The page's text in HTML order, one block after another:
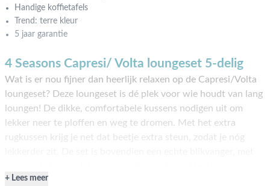
Handige koffietafels
Trend: terre kleur
5 jaar garantie
4 Seasons Capresi/ Volta loungeset 5-delig
Wat is er nou fijner dan heerlijk relaxen op de Capresi/Volta
loungeset? Deze loungeset is dé plek voor wie houdt van lang
loungen! De dikke, comfortabele kussens nodigen uit om
lekker neer te ploffen en weg te dromen. Met het extra
rugkussen krijg je net dat beetje extra steun, zodat je nóg
accenten. Terre, een warme bruintint, straalt rust uit en past
Lees meer